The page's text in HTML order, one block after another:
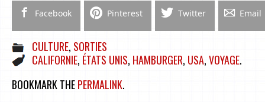
Facebook Pinterest Twitter Email
CULTURE, SORTIES
CALIFORNIE, ÉTATS UNIS, HAMBURGER, USA,VOYAGE.
BOOKMARK THEPERMALINK.